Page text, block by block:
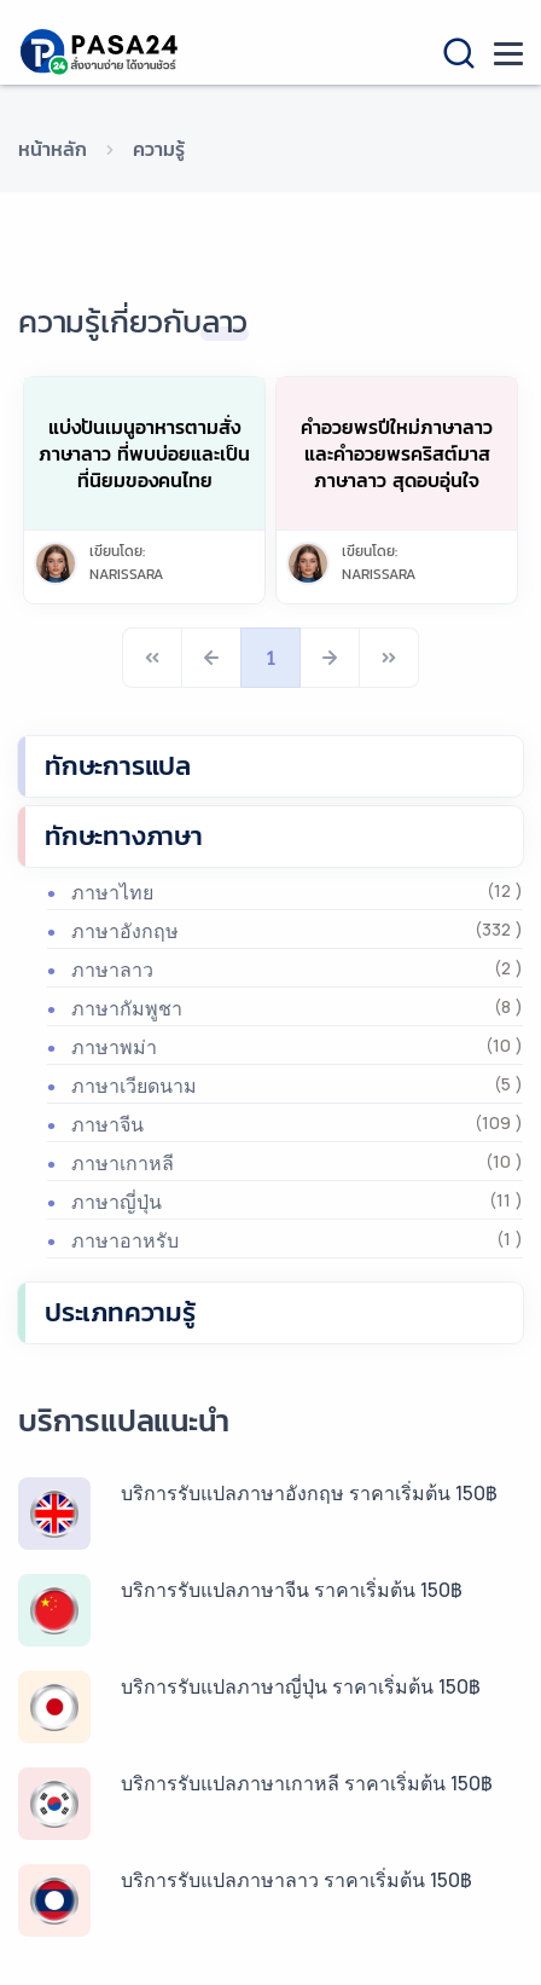
หน้าหลัก ความรู้
ความรู้เกี่ยวกับลาว
แบ่งปันเมนูอาหารตามสั่ง
ภาษาลาว ที่พบบ่อยและเป็น
ที่นิยมของคนไทย
เขียนโดย:
NARISSARA
คำอวยพรปีใหม่ภาษาลาว
และคำอวยพรคริสต์มาส
ภาษาลาว สุดอบอุ่นใจ
เขียนโดย:
NARISSARA
1
ทักษะการแปล
ทักษะทางภาษา
ภาษาไทย (12 )
ภาษาอังกฤษ (332 )
ภาษาลาว (2 )
ภาษากัมพูชา (8 )
ภาษาพม่า (10 )
ภาษาเวียดนาม (5 )
ภาษาจีน (109 )
ภาษาเกาหลี (10 )
ภาษาญี่ปุ่น (11 )
ภาษาอาหรับ (1 )
ประเภทความรู้
บริการแปลแนะนำ
บริการรับแปลภาษาอังกฤษ ราคาเริ่มต้น 150฿
บริการรับแปลภาษาจีน ราคาเริ่มต้น 150฿
บริการรับแปลภาษาญี่ปุ่น ราคาเริ่มต้น 150฿
บริการรับแปลภาษาเกาหลี ราคาเริ่มต้น 150฿
บริการรับแปลภาษาลาว ราคาเริ่มต้น 150฿